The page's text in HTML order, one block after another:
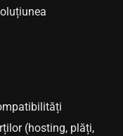
(hosting, plăți,